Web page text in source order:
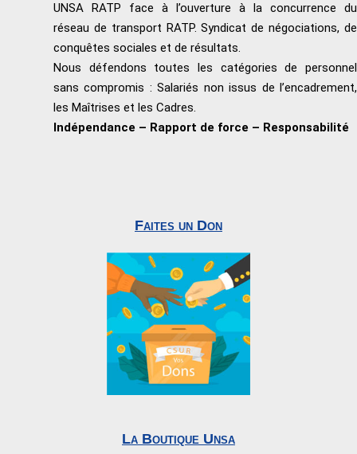
UNSA RATP face à l’ouverture à la concurrence du
réseau de transport RATP. Syndicat de négociations, de
conquêtes sociales et de résultats.
Nous défendons toutes les catégories de personnel
sans compromis : Salariés non issus de l’encadrement,
les Maîtrises et les Cadres.
Indépendance – Rapport de force – Responsabilité
Faites un Don
La Boutique Unsa